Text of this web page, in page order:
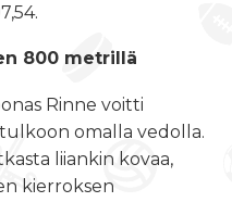
800 metrillä
Rinne voitti
omalla vedolla.
liiankin kovaa,
kierroksen